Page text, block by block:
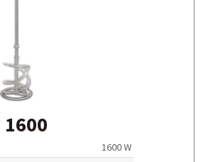
1600
1600 W